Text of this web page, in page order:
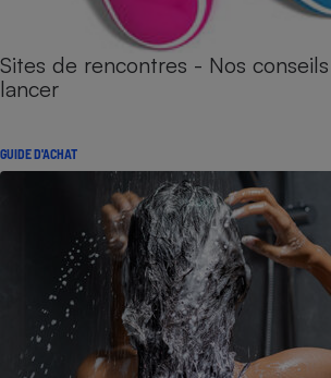
Sites de rencontres - Nos
lancer
GUIDE D'ACHAT